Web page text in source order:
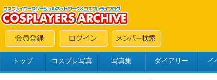
トップ コスプレ写真 写真集 ダイアリー イ